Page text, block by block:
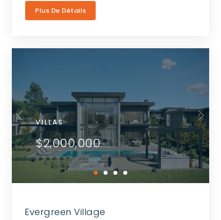
Plus De Détails
VILLAS
$2,000,000
Evergreen Village